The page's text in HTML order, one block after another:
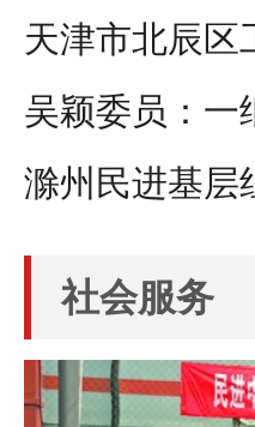
天津市北辰区
吴颖委员：一
滁州民进基层
社会服务